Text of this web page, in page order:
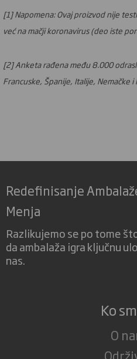
[1] Napomena: Ovaj proizvod nije
već na mačji koronavirus (deo iste
[2] Anketa rađena među 8.000
Francuske, Španije, Italije, Nemačke
Redefinisanje
Menja
Razlikujemo se po tome
da ambalaža igra ključnu
nas.
Ko
O